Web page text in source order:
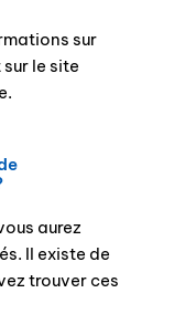
sur
le site
aurez
Il existe de
trouver ces